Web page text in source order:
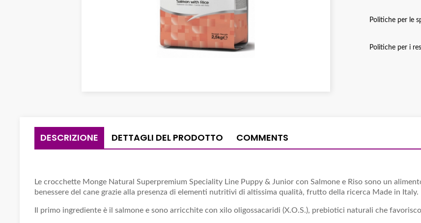
Politiche per le
Politiche per i
DESCRIZIONE DETTAGLI DEL PRODOTTO COMMENTS
Le crocchette Monge Natural Superpremium Speciality Line Puppy & Junior con Salmone e Riso sono un
benessere del cane grazie alla presenza di elementi nutritivi di altissima qualità, frutto della ricerca Made in Italy.
Il primo ingrediente è il salmone e sono arricchite con xilo oligossacaridi (X.O.S.), prebiotici naturali che